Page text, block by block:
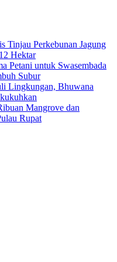
Tinjau Perkebunan Jagung
Hektar
Petani untuk Swasembada
Subur
Lingkungan, Bhuwana
Mangrove dan
Rupat